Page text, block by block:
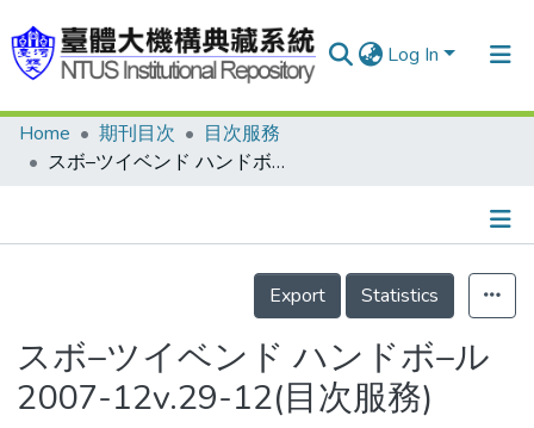
Log In
Communities & Collections
Statistics
Home 期刊目次
目次服務
スボ–ツイベンド ハンドボ–ル 2007-12v.29-12(目次服務)
Details
Export
Statistics
スボ–ツイベンド ハンドボ–ル
2007-12v.29-12(目次服務)